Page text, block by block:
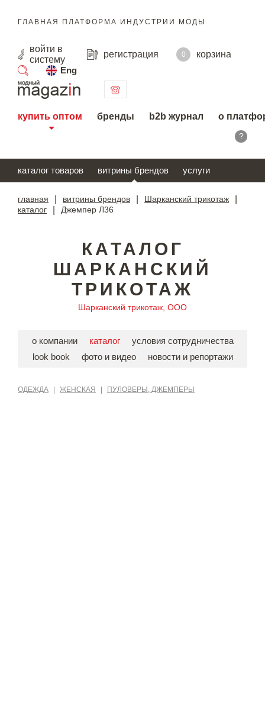
ГЛАВНАЯ ПЛАТФОРМА ИНДУСТРИИ МОДЫ
войти в
систему
регистрация 0
корзина
Eng
поиск
купить оптом бренды b2b журнал о
?
каталог товаров витрины брендов услуги
главная витрины брендов Шарканский трикотаж
каталог Джемпер Л36
КАТАЛОГ
ШАРКАНСКИЙ
ТРИКОТАЖ
Шарканский трикотаж, ООО
о компании каталог
условия сотрудничества
look book
фото и видео новости и репортажи
ОДЕЖДА ЖЕНСКАЯ ПУЛОВЕРЫ, ДЖЕМПЕРЫ